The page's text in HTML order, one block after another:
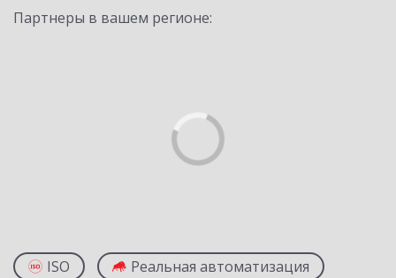
Партнеры в вашем регионе:
ISO Реальная автоматизация